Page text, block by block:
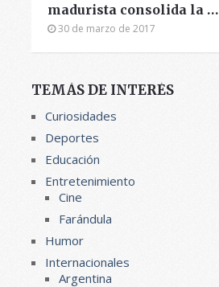
madurista consolida la …
30 de marzo de 2017
TEMÁS DE INTERÉS
Curiosidades
Deportes
Educación
Entretenimiento
Cine
Farándula
Humor
Internacionales
Argentina